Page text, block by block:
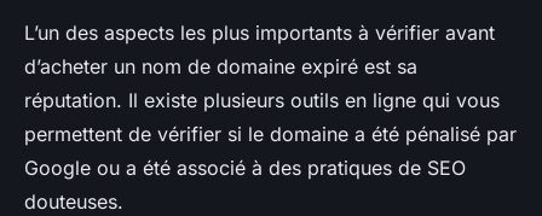
L’un des aspects les plus importants à vérifier avant
d’acheter un nom de domaine expiré est sa
réputation. Il existe plusieurs outils en ligne qui vous
permettent de vérifier si le domaine a été pénalisé par
Google ou a été associé à des pratiques de SEO
douteuses.